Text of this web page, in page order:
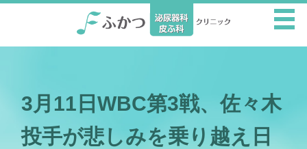
3月11日WBC第3戦、佐々木
投手が悲しみを乗り越え日